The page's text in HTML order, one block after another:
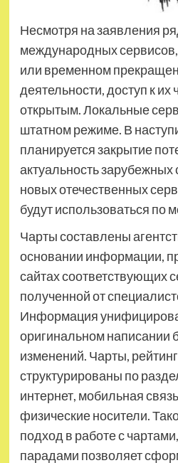
Несмотря на заявления
международных сервисов,
или временном
деятельности, доступ к их
открытым. Локальные
штатном режиме. В
планируется закрытие
актуальность зарубежных
новых отечественных
будут использоваться по
Чарты составлены
основании информации,
сайтах соответствующих
полученной от
Информация
оригинальном написании
изменений. Чарты,
структурированы по
интернет, мобильная
физические носители.
подход в работе с
парадами позволяет